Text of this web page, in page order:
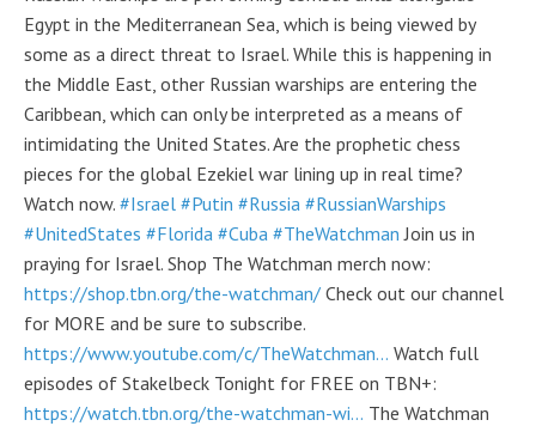
Egypt in the Mediterranean Sea, which is being viewed by
some as a direct threat to Israel. While this is happening in
the Middle East, other Russian warships are entering the
Caribbean, which can only be interpreted as a means of
intimidating the United States. Are the prophetic chess
pieces for the global Ezekiel war lining up in real time?
Watch now. #Israel #Putin #Russia #RussianWarships
#UnitedStates #Florida #Cuba #TheWatchman Join us in
praying for Israel. Shop The Watchman merch now:
https://shop.tbn.org/the-watchman/ Check out our channel
for MORE and be sure to subscribe.
https://www.youtube.com/c/TheWatchman... Watch full
episodes of Stakelbeck Tonight for FREE on TBN+:
https://watch.tbn.org/the-watchman-wi... The Watchman